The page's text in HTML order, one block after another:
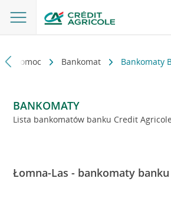
i pomoc Bankomat Bankomaty
BANKOMATY
Lista bankomatów banku Credit Agricole
Łomna-Las - bankomaty